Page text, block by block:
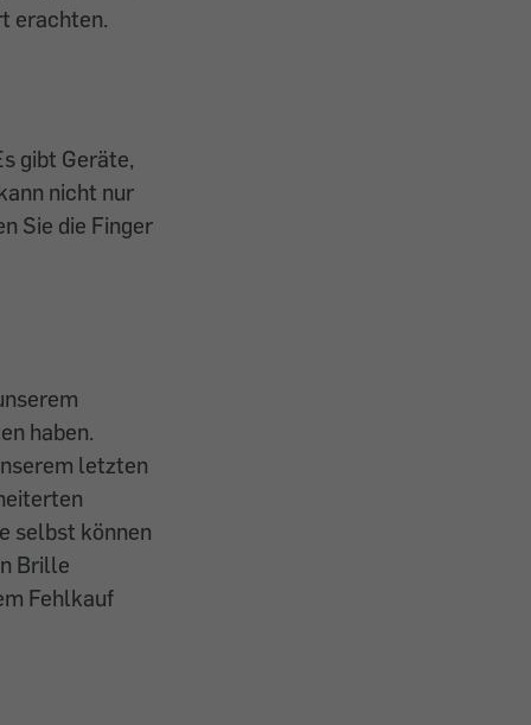
erachten.
gibt Geräte,
nicht nur
Sie die Finger
haben.
letzten
selbst können
Brille
Fehlkauf